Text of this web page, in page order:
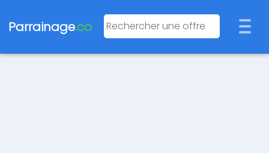
Parrainage.co